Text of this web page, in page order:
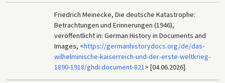
Friedrich Meinecke, Die deutsche Katastrophe:
Betrachtungen und Erinnerungen (1946),
veröffentlicht in: German History in Documents and
Images, <https://germanhistorydocs.org/de/das-
wilhelminische-kaiserreich-und-der-erste-weltkrieg-
1890-1918/ghdi:document-821> [04.06.2026].